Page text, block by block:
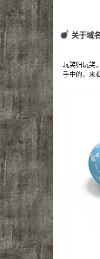
关于域
玩笑归玩笑
手中的，来